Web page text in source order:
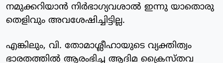
നമുക്കറിയാന്‍ നിര്‍ഭാഗ്യവശാല്‍ ഇന്നു യാതൊരു
തെളിവും അവശേഷിച്ചിട്ടില്ല.
എങ്കിലും, വി. തോമാശ്ലീഹായുടെ വ്യക്തിത്വം
ഭാരതത്തില്‍ ആരംഭിച്ച ആദിമ ക്രൈസ്തവ